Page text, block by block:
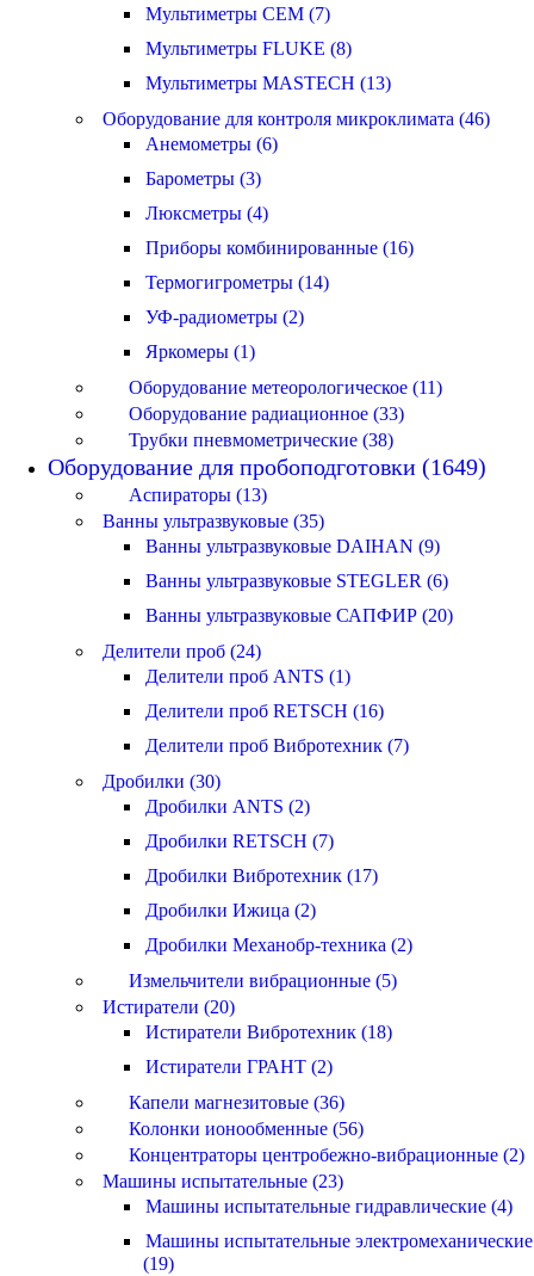
Мультиметры CEM (7)
Мультиметры FLUKE (8)
Мультиметры MASTECH (13)
Оборудование для контроля микроклимата (46)
Анемометры (6)
Барометры (3)
Люксметры (4)
Приборы комбинированные (16)
Термогигрометры (14)
УФ-радиометры (2)
Яркомеры (1)
Оборудование метеорологическое (11)
Оборудование радиационное (33)
Трубки пневмометрические (38)
Оборудование для пробоподготовки (1649)
Аспираторы (13)
Ванны ультразвуковые (35)
Ванны ультразвуковые DAIHAN (9)
Ванны ультразвуковые STEGLER (6)
Ванны ультразвуковые САПФИР (20)
Делители проб (24)
Делители проб ANTS (1)
Делители проб RETSCH (16)
Делители проб Вибротехник (7)
Дробилки (30)
Дробилки ANTS (2)
Дробилки RETSCH (7)
Дробилки Вибротехник (17)
Дробилки Ижица (2)
Дробилки Механобр-техника (2)
Измельчители вибрационные (5)
Истиратели (20)
Истиратели Вибротехник (18)
Истиратели ГРАНТ (2)
Капели магнезитовые (36)
Колонки ионообменные (56)
Концентраторы центробежно-вибрационные (2)
Машины испытательные (23)
Машины испытательные гидравлические (4)
Машины испытательные электромеханические
(19)